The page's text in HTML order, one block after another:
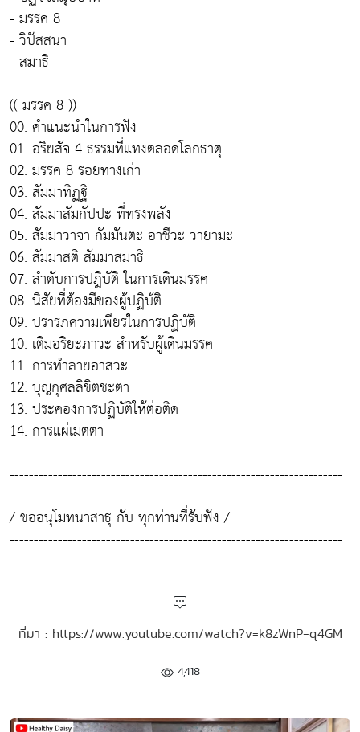
- มรรค 8
- วิปัสสนา
- สมาธิ
(( มรรค 8 ))
00. คำแนะนำในการฟัง
01. อริยสัจ 4 ธรรมที่แทงตลอดโลกธาตุ
02. มรรค 8 รอยทางเก่า
03. สัมมาทิฏฐิ
04. สัมมาสัมกัปปะ ที่ทรงพลัง
05. สัมมาวาจา กัมมันตะ อาชีวะ วายามะ
06. สัมมาสติ สัมมาสมาธิ
07. ลำดับการปฎิบัติ ในการเดินมรรค
08. นิสัยที่ต้องมีของผู้ปฏิบ้ติ
09. ปรารภความเพียรในการปฏิบัติ
10. เติมอริยะภาวะ สำหรับผู้เดินมรรค
11. การทำลายอาสวะ
12. บุญกุศลลิขิตชะตา
13. ประคองการปฏิบัติให้ต่อติด
14. การแผ่เมตตา
---------------------------------------------------------------------
-------------
/ ขออนุโมทนาสาธุ กับ ทุกท่านที่รับฟัง /
---------------------------------------------------------------------
-------------
ที่มา : https://www.youtube.com/watch?v=k8zWnP-q4GM
4,418